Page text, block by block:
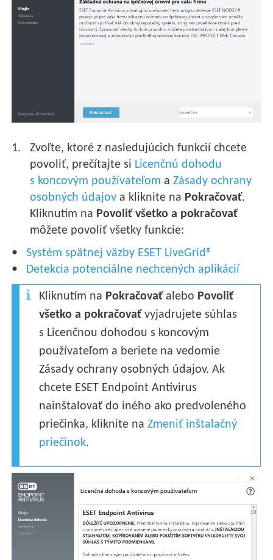
Zvoľte, ktoré z nasledujúcich funkcií chcete
povoliť, prečítajte si Licenčnú dohodu
s koncovým používateľom aZásady ochrany
osobných údajov a kliknite na Pokračovať.
Kliknutím na Povoliť všetko a pokračovať
môžete povoliť všetky funkcie:
Systém spätnej väzby ESET LiveGrid®
Detekcia potenciálne nechcených aplikácií
Kliknutím na Pokračovať alebo Povoliť
všetko a pokračovať vyjadrujete súhlas
s Licenčnou dohodou s koncovým
používateľom a beriete na vedomie
Zásady ochrany osobných údajov. Ak
chcete ESET Endpoint Antivirus
nainštalovať do iného ako predvoleného
priečinka, kliknite naZmeniť inštalačný
priečinok.